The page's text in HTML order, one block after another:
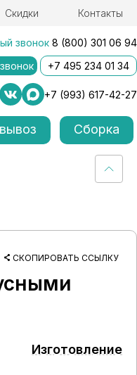
Скидки Контакты
звонок 8 (800) 301 06 94
+7 495 234 01 34
+7 (993) 617-42-27
Сборка
СКОПИРОВАТЬ ССЫЛКУ
Изготовление